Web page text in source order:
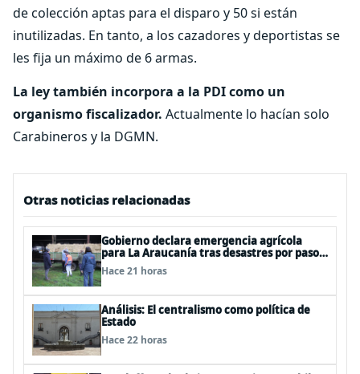
de colección aptas para el disparo y 50 si están
inutilizadas. En tanto, a los cazadores y deportistas se
les fija un máximo de 6 armas.
La ley también incorpora a la PDI como un
organismo fiscalizador. Actualmente lo hacían solo
Carabineros y la DGMN.
Otras noticias relacionadas
Gobierno declara emergencia agrícola
para La Araucanía tras desastres por pasos
de sistemas frontales
Hace 21 horas
Análisis: El centralismo como política de
Estado
Hace 22 horas